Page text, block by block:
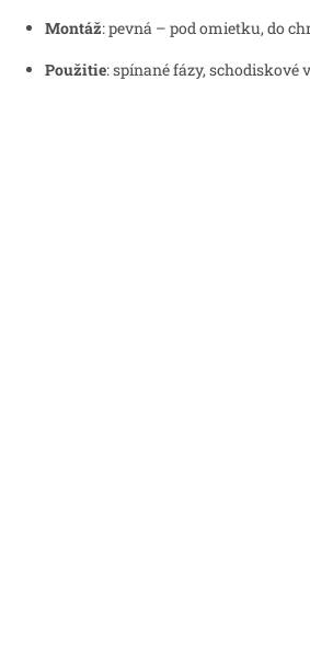
Montáž: pevná – pod omietku, do
Použitie: spínané fázy, schodiskové